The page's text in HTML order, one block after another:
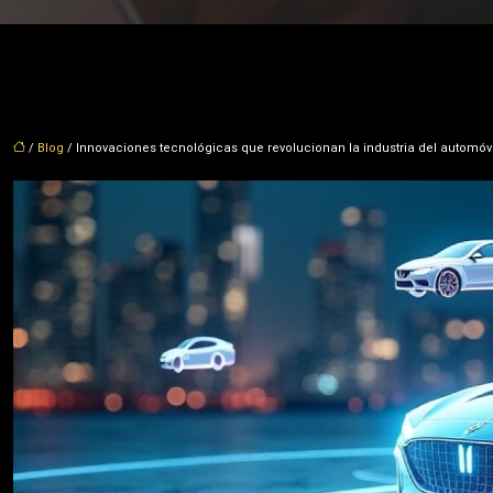
/ Blog / Innovaciones tecnológicas que revolucionan la industria del